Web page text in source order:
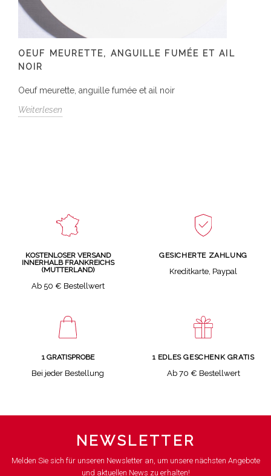
OEUF MEURETTE, ANGUILLE FUMÉE ET AIL
NOIR
Oeuf meurette, anguille fumée et ail noir
Weiterlesen
KOSTENLOSER VERSAND
INNERHALB FRANKREICHS
(MUTTERLAND)
Ab 50 € Bestellwert
GESICHERTE ZAHLUNG
Kreditkarte, Paypal
1 GRATISPROBE
Bei jeder Bestellung
1 EDLES GESCHENK GRATIS
Ab 70 € Bestellwert
NEWSLETTER
Melden Sie sich für unseren Newsletter an, um unsere nächsten Angebote
und aktuellen News zu erhalten!